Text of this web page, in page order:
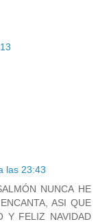
las 23:43
NUNCA HE
ASI QUE
Y FELIZ NAVIDAD